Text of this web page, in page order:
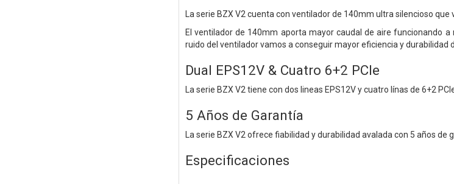
La serie BZX V2 cuenta con ventilador de 140mm ultra silencioso
El ventilador de 140mm aporta mayor caudal de aire funcionando
ruido del ventilador vamos a conseguir mayor eficiencia y durabilidad
Dual EPS12V & Cuatro 6+2 PCIe
La serie BZX V2 tiene con dos lineas EPS12V y cuatro línas de 6+2
5 Años de Garantía
La serie BZX V2 ofrece fiabilidad y durabilidad avalada con 5 años de
Especificaciones